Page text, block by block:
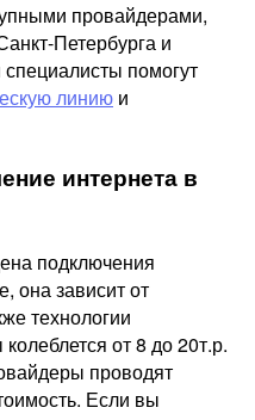
провайдерами,
Петербурга и
помогут
линию и
интернета в
подключения
она зависит от
технологии
от 8 до 20т.р.
проводят
Если вы